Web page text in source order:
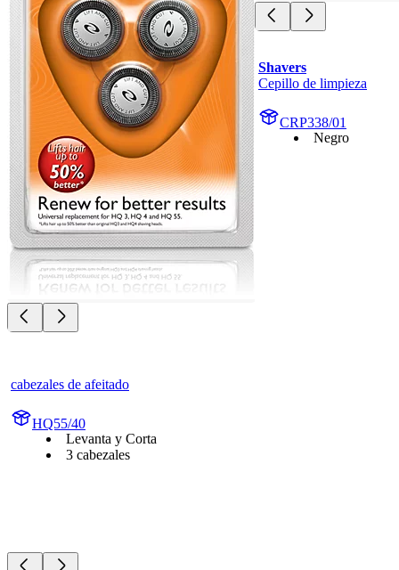
cabezales de afeitado
HQ55/40
Levanta y Corta
3 cabezales
Shavers
Cepillo de limpieza
CRP338/01
Negro